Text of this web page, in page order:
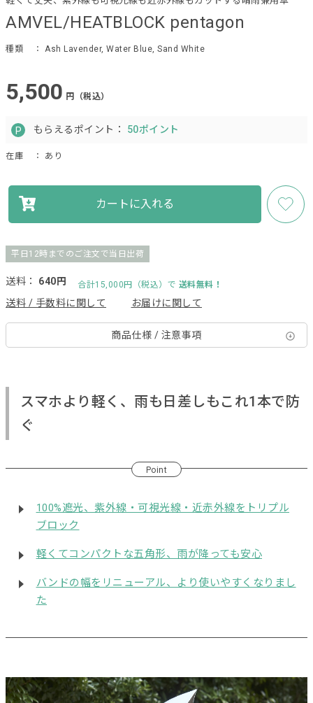
AMVEL/HEATBLOCK pentagon
種類 ： Ash Lavender, Water Blue, Sand White
5,500 円（税込）
もらえるポイント： 50ポイント
在庫 ： あり
カートに入れる
平日12時までのご注文で当日出荷
送料： 640円 合計15,000円（税込）で 送料無料！
送料 / 手数料に関して お届けに関して
商品仕様 / 注意事項
スマホより軽く、雨も日差しもこれ1本で防
ぐ
Point
100%遮光、紫外線・可視光線・近赤外線をトリプル
ブロック
軽くてコンパクトな五角形、雨が降っても安心
バンドの幅をリニューアル、より使いやすくなりまし
た